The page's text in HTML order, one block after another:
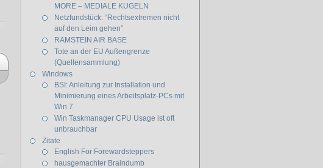
MORE – MEDIALE KUGELN
Netzfundstück: “Rechtsextremen nicht
auf den Leim gehen”
RAMSTEIN AIR BASE
Tote an der EU Außengrenze
(Quellensammlung)
Windows
BSI: Anleitung zur Installation und
Minimierung eines Arbeitsplatz-PCs mit
Win 7
Win Taskmanager CPU Usage ist oft
unbrauchbar
Zitate
English For Forewardsteppers
hausgemachter Braindumb